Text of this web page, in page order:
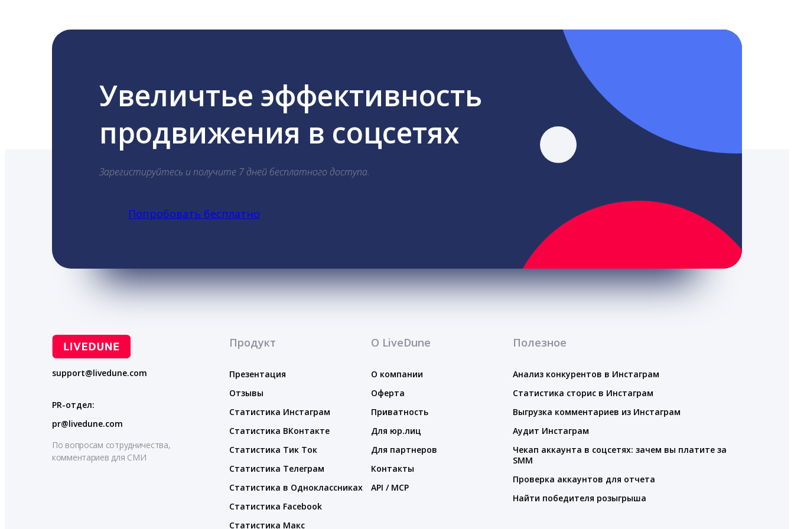
Увеличтье эффективность
продвижения в соцсетях
Зарегистируйтесь и получите 7 дней бесплатного доступа.
Попробовать бесплатно
support@livedune.com
PR-отдел:
pr@livedune.com
По вопросам сотрудничества,
комментариев для СМИ
Продукт
Презентация
Отзывы
Статистика Инстаграм
Статистика ВКонтакте
Статистика Тик Ток
Статистика Телеграм
Статистика в Одноклассниках
Статистика Facebook
Статистика Макс
О LiveDune
О компании
Оферта
Приватность
Для юр.лиц
Для партнеров
Контакты
API / MCP
Полезное
Анализ конкурентов в Инстаграм
Статистика сторис в Инстаграм
Выгрузка комментариев из Инстаграм
Аудит Инстаграм
Чекап аккаунта в соцсетях: зачем вы платите за
SMM
Проверка аккаунтов для отчета
Найти победителя розыгрыша